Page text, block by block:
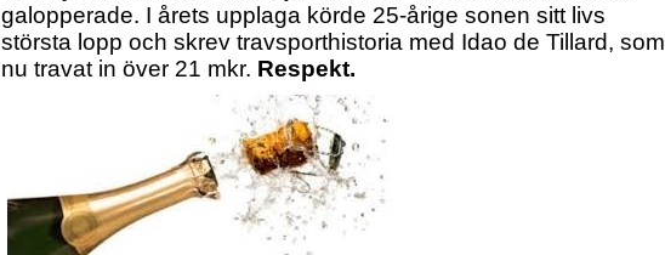
galopperade. I årets upplaga körde 25-årige sonen sitt livs
största lopp och skrev travsporthistoria med Idao de Tillard, som
nu travat in över 21 mkr. Respekt.